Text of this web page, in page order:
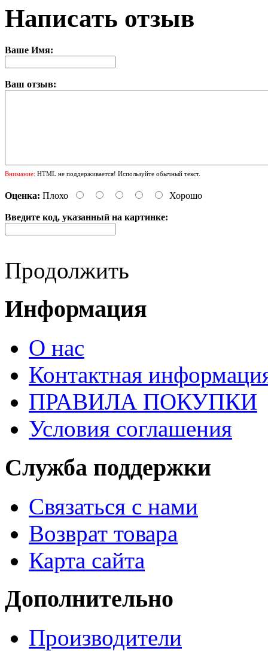
Написать отзыв
Ваше Имя:
Ваш отзыв:
Внимание: HTML не поддерживается! Используйте обычный текст.
Оценка: Плохо Хорошо
Введите код, указанный на картинке:
Продолжить
Информация
О нас
Контактная
ПРАВИЛА ПОКУПКИ
Условия соглашения
Служба поддержки
Связаться с нами
Возврат товара
Карта сайта
Дополнительно
Производители